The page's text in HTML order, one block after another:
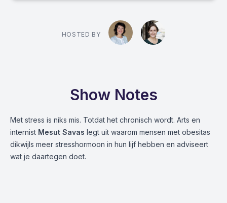
HOSTED BY
Show Notes
Met stress is niks mis. Totdat het chronisch wordt. Arts en
internist Mesut Savas legt uit waarom mensen met obesitas
dikwijls meer stresshormoon in hun lijf hebben en adviseert
wat je daartegen doet.